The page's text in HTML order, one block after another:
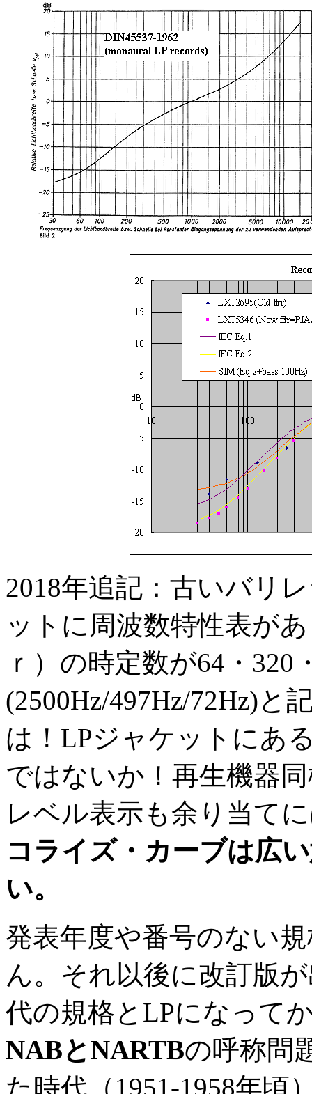
2018年追記：古いバリ
ットに周波数特性表が
ｒ）の時定数が64・
(2500Hz/497Hz/72Hz)と
は！LPジャケットにあ
ではないか！再生機器
レベル表示も余り当て
コライズ・カーブは広
い。
発表年度や番号のない
ん。それ以後に改訂版
代の規格とLPになって
NABとNARTBの呼称問
た時代（1951-1958年頃